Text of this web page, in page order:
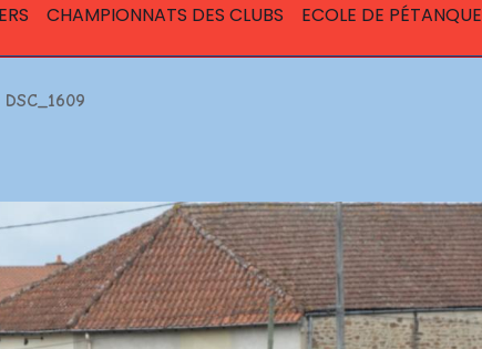
CHAMPIONNATS DES CLUBS ECOLE DE PÉTANQUE
DSC_1609